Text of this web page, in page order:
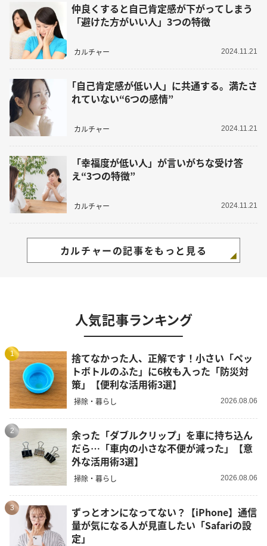
仲良くすると自己肯定感が下がってしまう
「避けた方がいい人」3つの特徴
カルチャー 2024.11.21
｢自己肯定感が低い人」に共通する。満たさ
れていない“6つの感情”
カルチャー 2024.11.21
「幸福度が低い人」が言いがちな受け答
え“3つの特徴”
カルチャー 2024.11.21
カルチャーの記事をもっと見る
人気記事ランキング
1
捨てなかった人、正解です！小さい「ペッ
トボトルのふた」に6枚も入った「防災対
策」【便利な活用術3選】
掃除・暮らし 2026.08.06
2
余った「ダブルクリップ」を車に持ち込ん
だら…「車内の小さな不便が減った」【意
外な活用術3選】
掃除・暮らし 2026.08.06
3
ずっとオンになってない？【iPhone】通信
量が気になる人が見直したい「Safariの設
定」